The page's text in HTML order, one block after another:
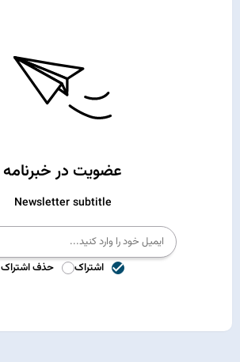
عضویت در خبرنامه
Newsletter subtitle
اشتراک حذف اشتراک